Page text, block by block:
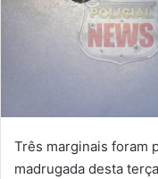
Três marginais foram
madrugada desta